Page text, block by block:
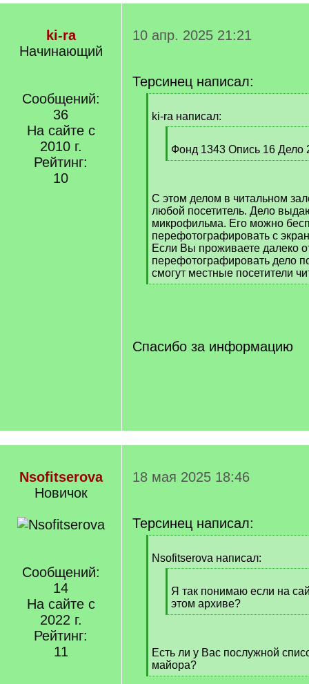
ki-ra
Начинающий
Сообщений:
36
На сайте с
2010 г.
Рейтинг:
10
10 апр. 2025 21:21
Терсинец написал:
q
ki-ra написал:
q
]
Фонд 1343 Опись 16 Дело
[
]
С этом делом в читальном
любой посетитель. Дело
микрофильма. Его можно
перефотографировать с
Если Вы проживаете далеко
перефотографировать дело
смогут местные посетители
[
Спасибо за информацию
Nsofitserova
Новичок
Сообщений:
14
На сайте с
2022 г.
Рейтинг:
11
18 мая 2025 18:46
Терсинец написал:
q
Nsofitserova написал:
q
]
Я так понимаю если на
этом архиве?
[
]
Есть ли у Вас послужной
майора?
[